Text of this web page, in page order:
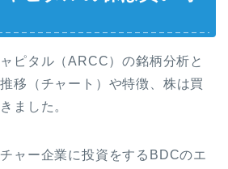
ピタル（ARCC）の銘柄分析と
移（チャート）や特徴、株は買
ました。
ャー企業に投資をするBDCのエ